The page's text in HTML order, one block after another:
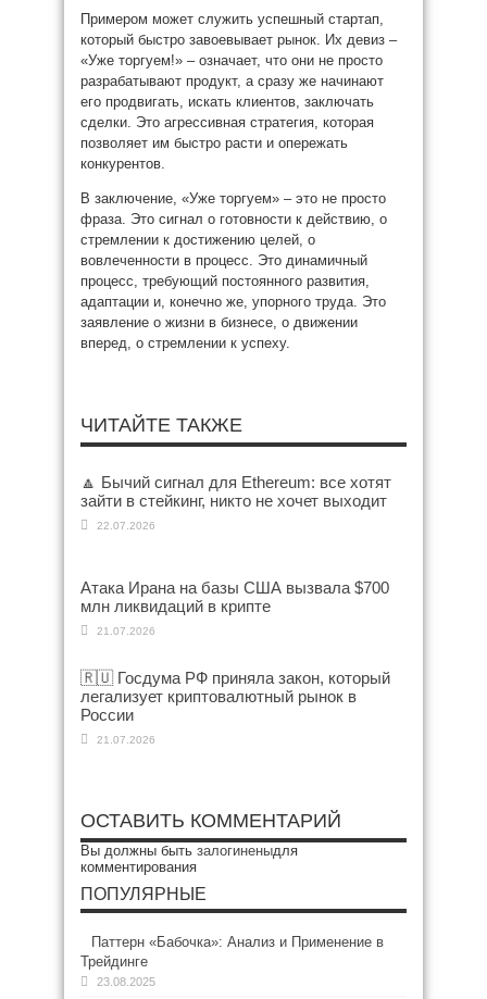
Примером может служить успешный стартап,
который быстро завоевывает рынок. Их девиз –
«Уже торгуем!» – означает, что они не просто
разрабатывают продукт, а сразу же начинают
его продвигать, искать клиентов, заключать
сделки. Это агрессивная стратегия, которая
позволяет им быстро расти и опережать
конкурентов.
В заключение, «Уже торгуем» – это не просто
фраза. Это сигнал о готовности к действию, о
стремлении к достижению целей, о
вовлеченности в процесс. Это динамичный
процесс, требующий постоянного развития,
адаптации и, конечно же, упорного труда. Это
заявление о жизни в бизнесе, о движении
вперед, о стремлении к успеху.
ЧИТАЙТЕ ТАКЖЕ
🔼 Бычий сигнал для Ethereum: все хотят
зайти в стейкинг, никто не хочет выходит
22.07.2026
Атака Ирана на базы США вызвала $700
млн ликвидаций в крипте
21.07.2026
🇷🇺 Госдума РФ приняла закон, который
легализует криптовалютный рынок в
России
21.07.2026
ОСТАВИТЬ КОММЕНТАРИЙ
Вы должны быть залогиненыдля
комментирования
ПОПУЛЯРНЫЕ
Паттерн «Бабочка»: Анализ и Применение в
Трейдинге
23.08.2025